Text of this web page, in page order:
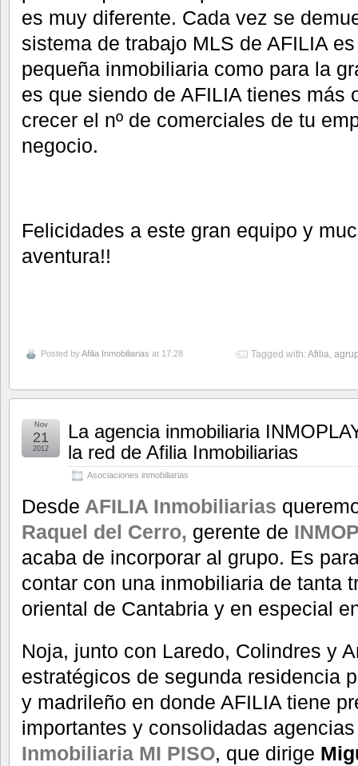
es muy diferente. Cada vez se
sistema de trabajo MLS de AFILIA
pequeña inmobiliaria como para la
es que siendo de AFILIA tienes más
crecer el nº de comerciales de tu
negocio.
Felicidades a este gran equipo y
aventura!!
Posted byAfilia Inmobiliarias at 17:28 Tagged with: Afilia
La agencia inmobiliaria
la red de Afilia Inmobiliarias
Asociaciones inmobiliarias
Nov
21
2012
Desde AFILIA Inmobiliarias
Raquel del Cerro, gerente de
acaba de incorporar al grupo. Es
contar con una inmobiliaria de tanta
oriental de Cantabria y en especial
Noja, junto con Laredo, Colindres y
estratégicos de segunda residencia
y madrileño en donde AFILIA tiene
importantes y consolidadas
Inmobiliaria MI PISO, que dirige